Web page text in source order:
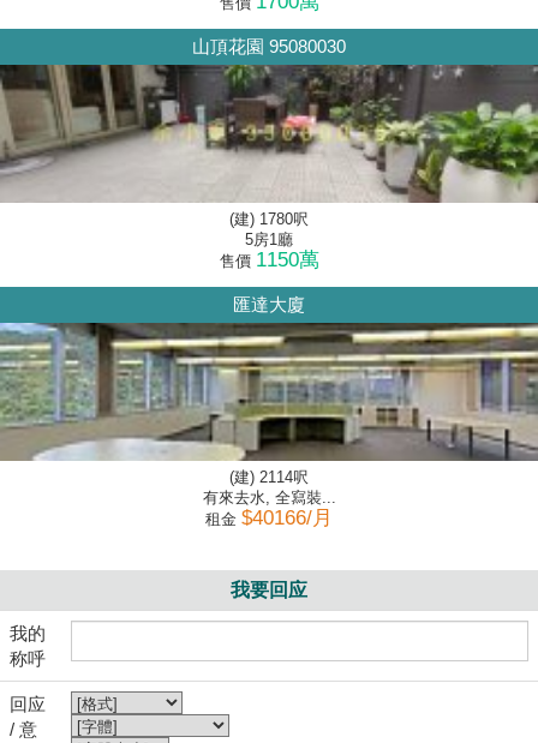
山頂花園 95080030
(建) 1780呎
5房1廳
售價 1150萬
匯達大廈
(建) 2114呎
有來去水, 全寫裝...
租金 $40166/月
我要回应
我的
称呼
回应
/ 意